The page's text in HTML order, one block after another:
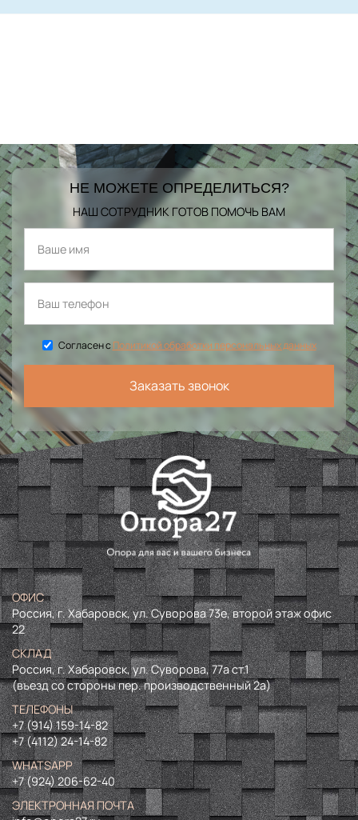
НЕ МОЖЕТЕ ОПРЕДЕЛИТЬСЯ?
НАШ СОТРУДНИК ГОТОВ ПОМОЧЬ ВАМ
Согласен сПолитикой обработки персональных данных
Заказать звонок
ОФИС
Россия, г. Хабаровск, ул. Суворова 73е, второй этаж офис
22
СКЛАД
Россия, г. Хабаровск, ул. Суворова, 77а ст.1
(въезд со стороны пер. производственный 2а)
ТЕЛЕФОНЫ
+7 (914) 159-14-82
+7 (4112) 24-14-82
WHATSAPP
+7 (924) 206-62-40
ЭЛЕКТРОННАЯ ПОЧТА